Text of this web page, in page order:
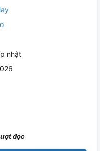
nhật
đọc